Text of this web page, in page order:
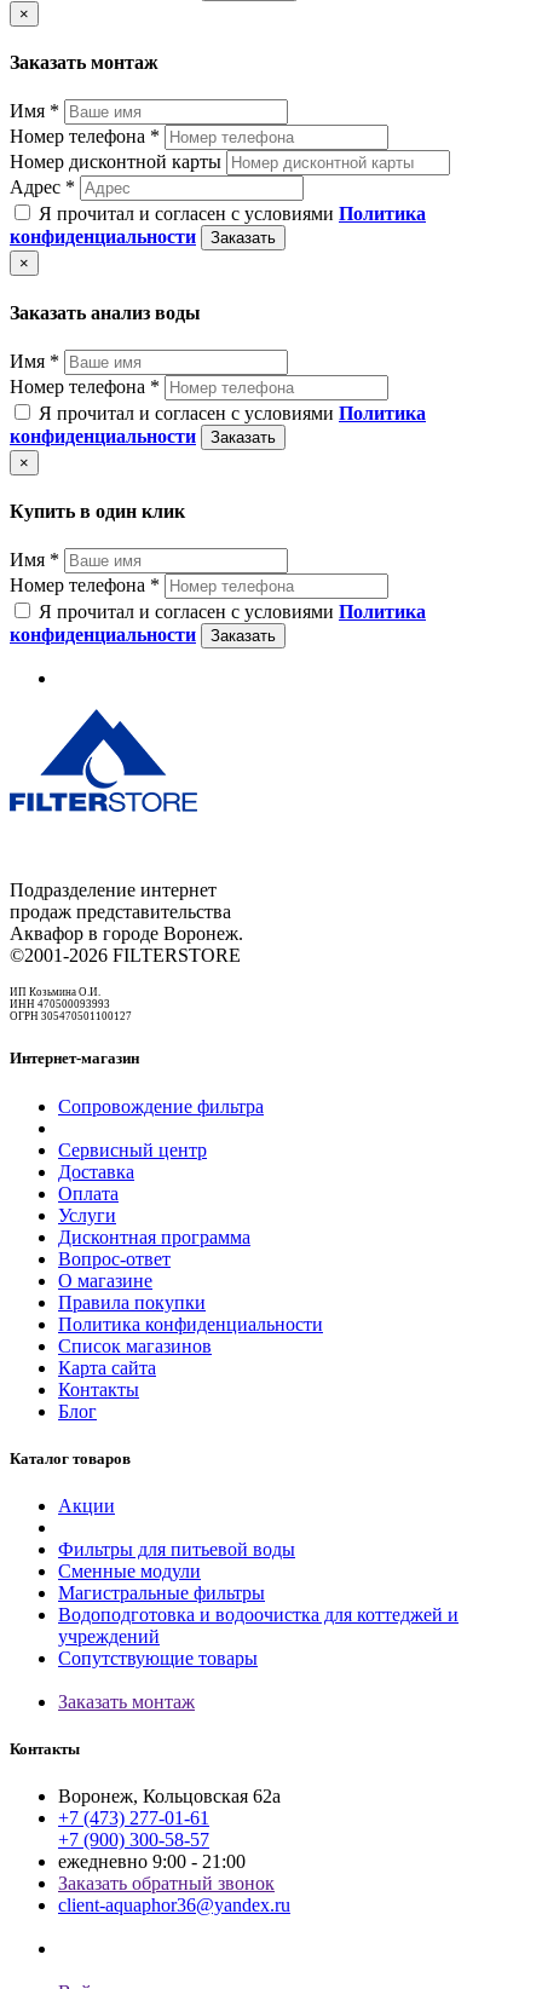
×
Заказать монтаж
Имя *
Номер телефона *
Номер дисконтной карты
Адрес *
Я прочитал и согласен с условиями Политика
конфиденциальности
Заказать
×
Заказать анализ воды
Имя *
Номер телефона *
Я прочитал и согласен с условиями Политика
конфиденциальности
Заказать
×
Купить в один клик
Имя *
Номер телефона *
Я прочитал и согласен с условиями Политика
конфиденциальности
Заказать
Подразделение интернет
продаж представительства
Аквафор в городе Воронеж.
©2001-2026 FILTERSTORE
ИП Козьмина О.И.
ИНН 470500093993
ОГРН 305470501100127
Интернет-магазин
Сопровождение фильтра
Сервисный центр
Доставка
Оплата
Услуги
Дисконтная программа
Вопрос-ответ
О магазине
Правила покупки
Политика конфиденциальности
Список магазинов
Карта сайта
Контакты
Блог
Каталог товаров
Акции
Фильтры для питьевой воды
Сменные модули
Магистральные фильтры
Водоподготовка и водоочистка для коттеджей и
учреждений
Сопутствующие товары
Заказать монтаж
Контакты
Воронеж, Кольцовская 62а
+7 (473) 277-01-61
+7 (900) 300-58-57
ежедневно 9:00 - 21:00
Заказать обратный звонок
client-aquaphor36@yandex.ru